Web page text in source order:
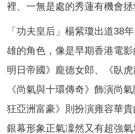
裡、一無是處的秀蓮有機會拯
「功夫皇后」楊紫瓊出道38
雄的角色，像是早期香港電影
明日帝國》龐德女郎、《臥虎
《尚氣與十環傳奇》飾演尚
狂亞洲富豪》則扮演雍容華貴
銀幕形象正氣凜然又有超強